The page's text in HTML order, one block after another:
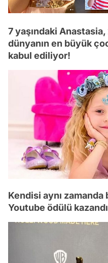
7 yaşındaki
dünyanın en büyük
kabul ediliyor!
Kendisi aynı zamanda
Youtube ödülü